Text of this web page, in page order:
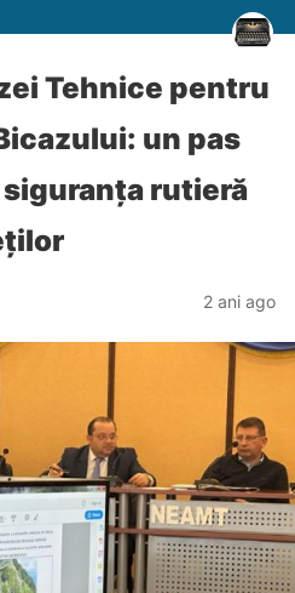
Tehnice pentru
un pas
rutieră
2 ani ago